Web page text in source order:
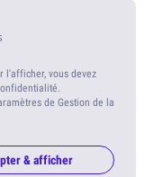
l'afficher, vous devez
de Gestion de la
& afficher